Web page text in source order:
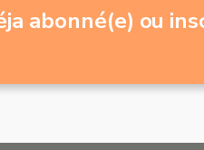
abonné(e) ou